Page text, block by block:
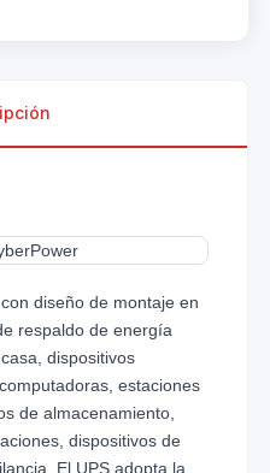
diseño de montaje en
respaldo de energía
dispositivos
estaciones
de almacenamiento,
dispositivos de
El UPS adopta la